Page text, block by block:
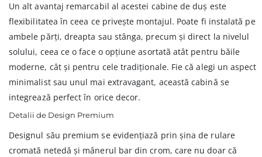
Un alt avantaj remarcabil al acestei cabine de duș este
flexibilitatea în ceea ce privește montajul. Poate fi instalată pe
ambele părți, dreapta sau stânga, precum și direct la nivelul
solului, ceea ce o face o opțiune asortată atât pentru băile
moderne, cât și pentru cele tradiționale. Fie că alegi un aspect
minimalist sau unul mai extravagant, această cabină se
integrează perfect în orice decor.
Detalii de Design Premium
Designul său premium se evidențiază prin șina de rulare
cromată netedă și mânerul bar din crom, care nu doar că